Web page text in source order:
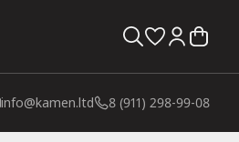
info@kamen.ltd 8 (911) 298-99-08